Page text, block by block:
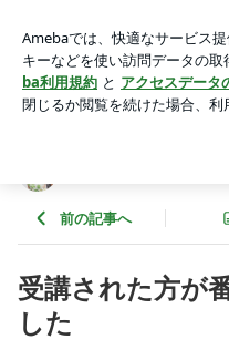
料理の基礎トレブログ
アプリをダウンロードして
ょう。
前の記事へ
受講された方が
した